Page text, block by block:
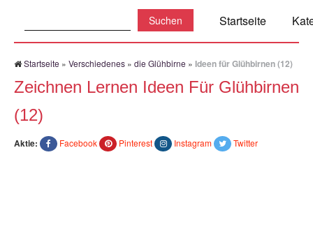
Startseite
Startseite » Verschiedenes » die Glühbirne » Ideen für Glühbirnen (12)
Zeichnen Lernen Ideen Für Glühbirnen
(12)
Aktie: Facebook Pinterest Instagram Twitter